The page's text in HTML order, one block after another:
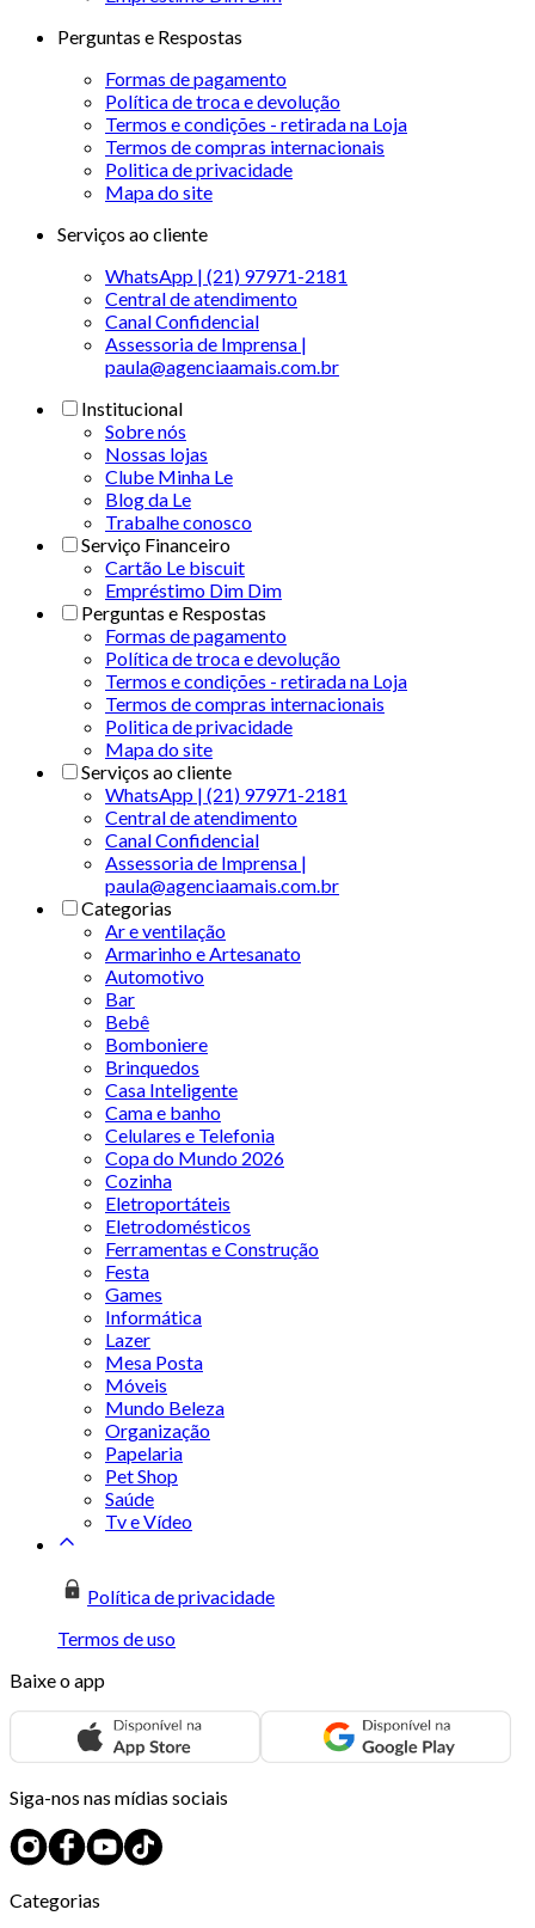
Perguntas e Respostas
Formas de pagamento
Política de troca e devolução
Termos e condições - retirada na Loja
Termos de compras internacionais
Politica de privacidade
Mapa do site
Serviços ao cliente
WhatsApp | (21) 97971-2181
Central de atendimento
Canal Confidencial
Assessoria de Imprensa |
paula@agenciaamais.com.br
Institucional
Sobre nós
Nossas lojas
Clube Minha Le
Blog da Le
Trabalhe conosco
Serviço Financeiro
Cartão Le biscuit
Empréstimo Dim Dim
Perguntas e Respostas
Formas de pagamento
Política de troca e devolução
Termos e condições - retirada na Loja
Termos de compras internacionais
Politica de privacidade
Mapa do site
Serviços ao cliente
WhatsApp | (21) 97971-2181
Central de atendimento
Canal Confidencial
Assessoria de Imprensa |
paula@agenciaamais.com.br
Categorias
Ar e ventilação
Armarinho e Artesanato
Automotivo
Bar
Bebê
Bomboniere
Brinquedos
Casa Inteligente
Cama e banho
Celulares e Telefonia
Copa do Mundo 2026
Cozinha
Eletroportáteis
Eletrodomésticos
Ferramentas e Construção
Festa
Games
Informática
Lazer
Mesa Posta
Móveis
Mundo Beleza
Organização
Papelaria
Pet Shop
Saúde
Tv e Vídeo
Política de privacidade
Termos de uso
Baixe o app
Siga-nos nas mídias sociais
Categorias